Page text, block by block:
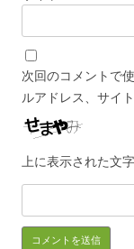
次回のコメントで
ルアドレス、サイ
上に表示された文